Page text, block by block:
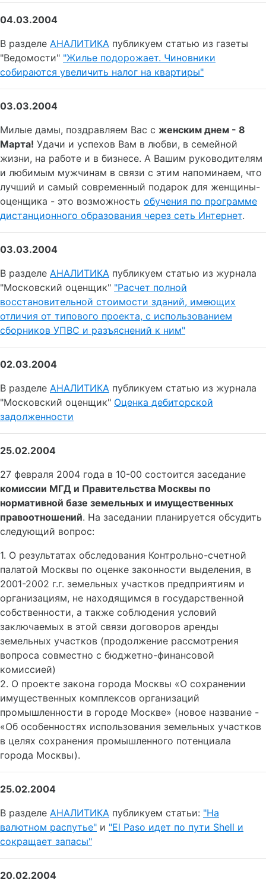
04.03.2004
В разделе АНАЛИТИКА публикуем статью из газеты
"Ведомости" "Жилье подорожает. Чиновники
собираются увеличить налог на квартиры"
03.03.2004
Милые дамы, поздравляем Вас с женским днем - 8
Марта! Удачи и успехов Вам в любви, в семейной
жизни, на работе и в бизнесе. А Вашим руководителям
и любимым мужчинам в связи с этим напоминаем, что
лучший и самый современный подарок для женщины-
оценщика - это возможность обучения по программе
дистанционного образования через сеть Интернет.
03.03.2004
В разделе АНАЛИТИКА публикуем статью из журнала
"Московский оценщик" "Расчет полной
восстановительной стоимости зданий, имеющих
отличия от типового проекта, с использованием
сборников УПВС и разъяснений к ним"
02.03.2004
В разделе АНАЛИТИКА публикуем статью из журнала
"Московский оценщик" Оценка дебиторской
задолженности
25.02.2004
27 февраля 2004 года в 10-00 состоится заседание
комиссии МГД и Правительства Москвы по
нормативной базе земельных и имущественных
правоотношений. На заседании планируется обсудить
следующий вопрос:
1. О результатах обследования Контрольно-счетной
палатой Москвы по оценке законности выделения, в
2001-2002 г.г. земельных участков предприятиям и
организациям, не находящимся в государственной
собственности, а также соблюдения условий
заключаемых в этой связи договоров аренды
земельных участков (продолжение рассмотрения
вопроса совместно с бюджетно-финансовой
комиссией)
2. О проекте закона города Москвы «О сохранении
имущественных комплексов организаций
промышленности в городе Москве» (новое название -
«Об особенностях использования земельных участков
в целях сохранения промышленного потенциала
города Москвы).
25.02.2004
В разделе АНАЛИТИКА публикуем статьи: "На
валютном распутье" и "El Paso идет по пути Shell и
сокращает запасы"
20.02.2004